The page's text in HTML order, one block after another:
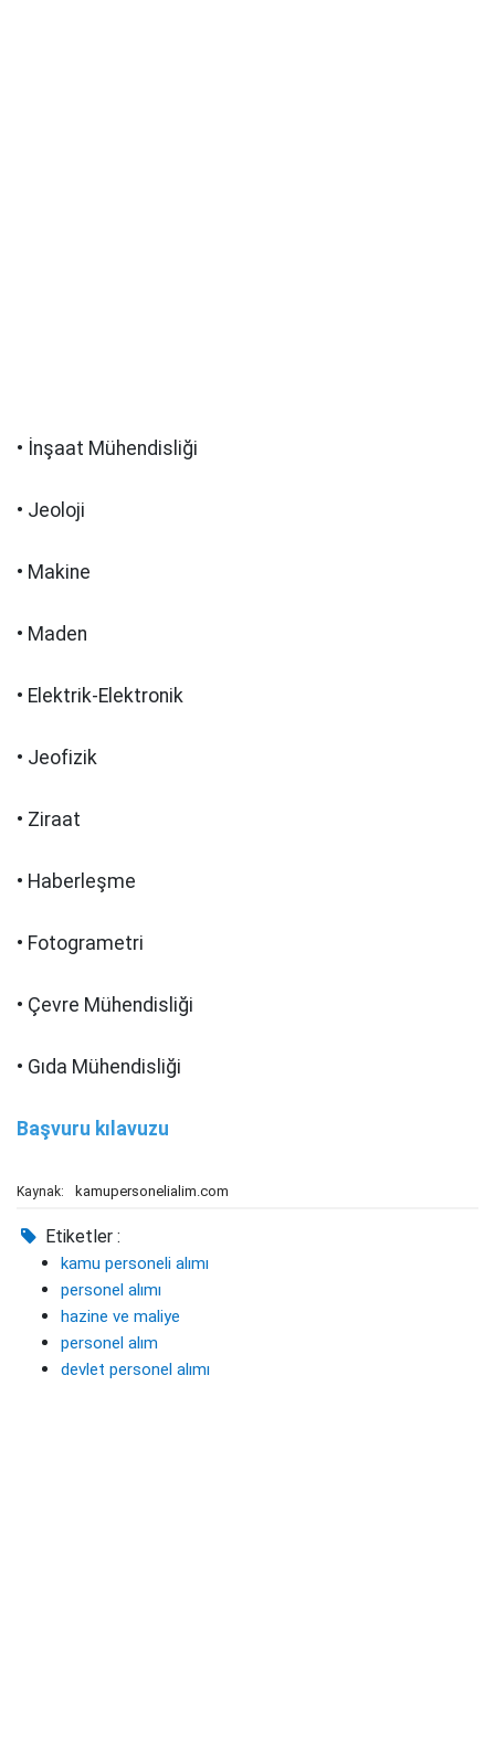
• İnşaat Mühendisliği
• Jeoloji
• Makine
• Maden
• Elektrik-Elektronik
• Jeofizik
• Ziraat
• Haberleşme
• Fotogrametri
• Çevre Mühendisliği
• Gıda Mühendisliği
Başvuru kılavuzu
Kaynak: kamupersonelialim.com
Etiketler :
kamu personeli alımı
personel alımı
hazine ve maliye
personel alım
devlet personel alımı